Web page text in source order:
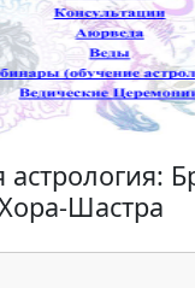
астрология:
Шастра